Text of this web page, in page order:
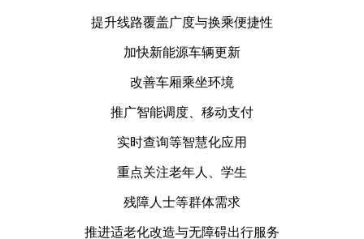
提升线路覆盖广度与换乘便捷性
加快新能源车辆更新
改善车厢乘坐环境
推广智能调度、移动支付
实时查询等智慧化应用
重点关注老年人、学生
残障人士等群体需求
推进适老化改造与无障碍出行服务